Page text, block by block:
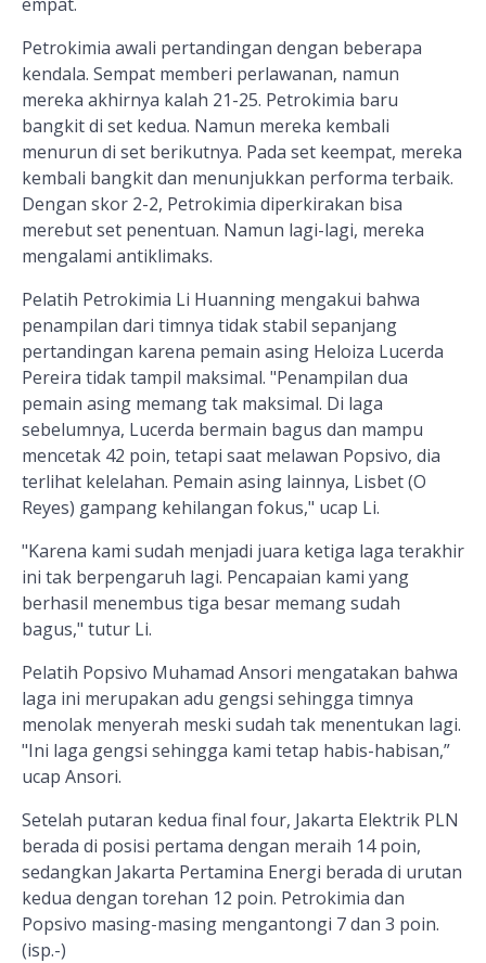
Petrokimia awali pertandingan dengan beberapa
kendala. Sempat memberi perlawanan, namun
mereka akhirnya kalah 21-25. Petrokimia baru
bangkit di set kedua. Namun mereka kembali
menurun di set berikutnya. Pada set keempat, mereka
kembali bangkit dan menunjukkan performa terbaik.
Dengan skor 2-2, Petrokimia diperkirakan bisa
merebut set penentuan. Namun lagi-lagi, mereka
mengalami antiklimaks.
Pelatih Petrokimia Li Huanning mengakui bahwa
penampilan dari timnya tidak stabil sepanjang
pertandingan karena pemain asing Heloiza Lucerda
Pereira tidak tampil maksimal. "Penampilan dua
pemain asing memang tak maksimal. Di laga
sebelumnya, Lucerda bermain bagus dan mampu
mencetak 42 poin, tetapi saat melawan Popsivo, dia
terlihat kelelahan. Pemain asing lainnya, Lisbet (O
Reyes) gampang kehilangan fokus," ucap Li.
"Karena kami sudah menjadi juara ketiga laga terakhir
ini tak berpengaruh lagi. Pencapaian kami yang
berhasil menembus tiga besar memang sudah
bagus," tutur Li.
Pelatih Popsivo Muhamad Ansori mengatakan bahwa
laga ini merupakan adu gengsi sehingga timnya
menolak menyerah meski sudah tak menentukan lagi.
"Ini laga gengsi sehingga kami tetap habis-habisan,”
ucap Ansori.
Setelah putaran kedua final four, Jakarta Elektrik PLN
berada di posisi pertama dengan meraih 14 poin,
sedangkan Jakarta Pertamina Energi berada di urutan
kedua dengan torehan 12 poin. Petrokimia dan
Popsivo masing-masing mengantongi 7 dan 3 poin.
(isp.-)